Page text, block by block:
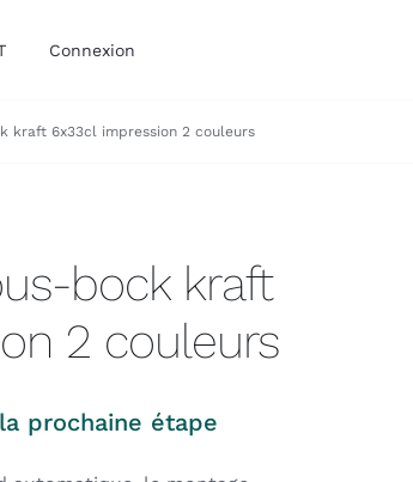
Connexion
kraft 6x33cl impression 2 couleurs
bock kraft
2 couleurs
prochaine étape